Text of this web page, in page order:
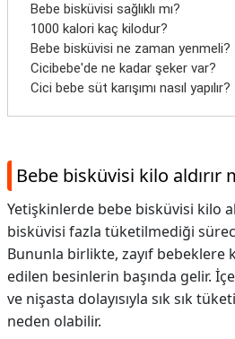
Bebe bisküvisi sağlıklı mı?
1000 kalori kaç kilodur?
Bebe bisküvisi ne zaman yenmeli?
Cicibebe'de ne kadar şeker var?
Cici bebe süt karışımı nasıl yapılır?
Bebe bisküvisi kilo aldırır
Yetişkinlerde bebe bisküvisi kilo
bisküvisi fazla tüketilmediği
Bununla birlikte, zayıf bebeklere
edilen besinlerin başında gelir.
ve nişasta dolayısıyla sık sık
neden olabilir.